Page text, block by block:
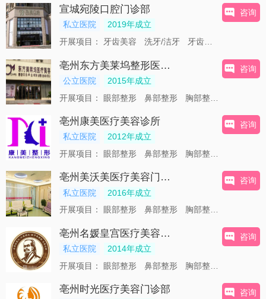
宣城宛陵口腔门诊部
私立医院
2019年成立
开展项目：
牙齿美容 洗牙/洁牙 牙齿美白
咨询
亳州东方美莱坞整形医疗美容门诊部
公立医院
2015年成立
开展项目：
眼部整形 鼻部整形 胸部整形
咨询
亳州康美医疗美容诊所
私立医院
2012年成立
开展项目：
眼部整形 鼻部整形 胸部整形
咨询
亳州美沃美医疗美容门诊部
私立医院
2016年成立
开展项目：
眼部整形 鼻部整形 胸部整形
咨询
亳州名媛皇宫医疗美容诊所
私立医院
2014年成立
开展项目：
眼部整形 鼻部整形 胸部整形
咨询
亳州时光医疗美容门诊部 咨询